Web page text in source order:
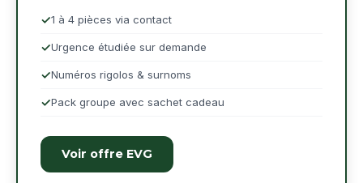
1 à 4 pièces via contact
Urgence étudiée sur demande
Numéros rigolos & surnoms
Pack groupe avec sachet cadeau
Voir offre EVG